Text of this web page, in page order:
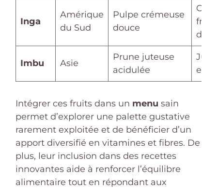
Inga
Amérique
du Sud
Pulpe crémeuse
douce
Imbu Asie
Prune juteuse
acidulée
Jus,
Intégrer ces fruits dans un menu sain
permet d’explorer une palette gustative
rarement exploitée et de bénéficier d’un
apport diversifié en vitamines et fibres. De
plus, leur inclusion dans des recettes
innovantes aide à renforcer l’équilibre
alimentaire tout en répondant aux